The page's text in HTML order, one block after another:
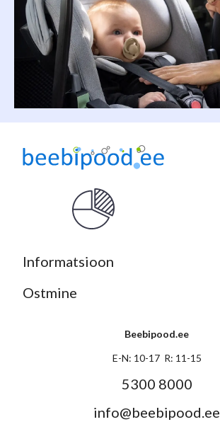
Informatsioon
Ostmine
Beebipood.ee
E-N: 10-17 R: 11-15
5300 8000
info@beebipood.ee